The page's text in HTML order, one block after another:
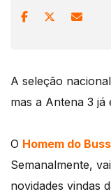
A seleção
mas a Antena 3 já
O Homem do
Semanalmente,
novidades vindas